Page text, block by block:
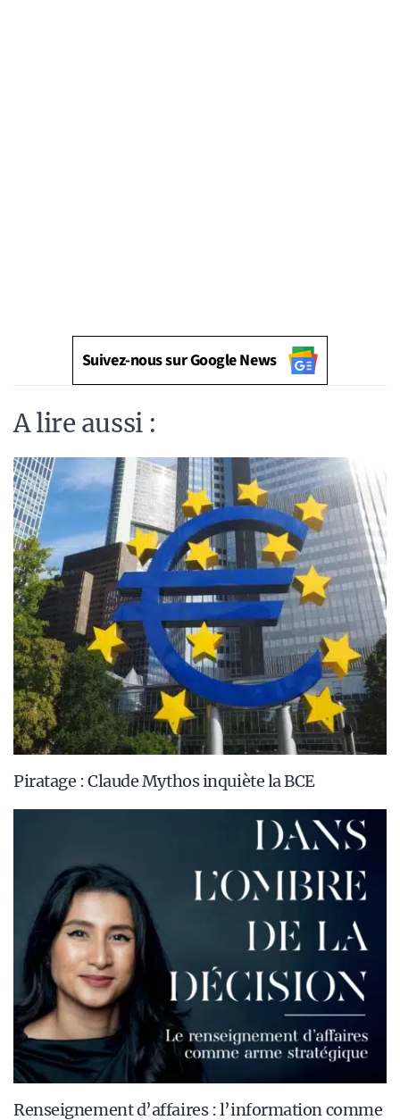
Suivez-nous sur Google News
A lire aussi :
Piratage : Claude Mythos inquiète la BCE
Renseignement d’affaires : l’information comme